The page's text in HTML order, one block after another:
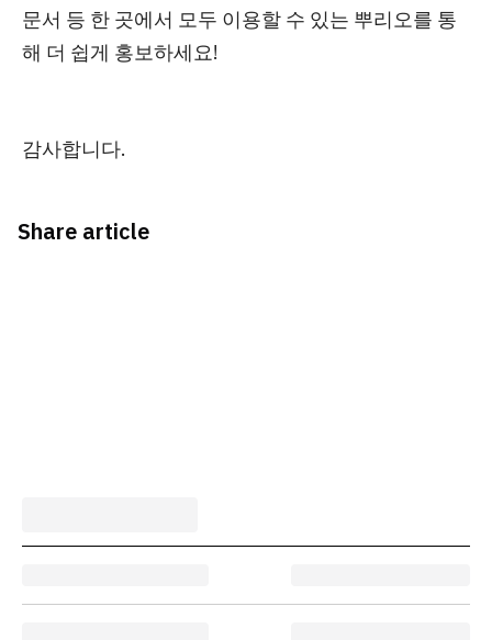
문서 등 한 곳에서 모두 이용할 수 있는 뿌리오를 통
해 더 쉽게 홍보하세요!
감사합니다.
Share article